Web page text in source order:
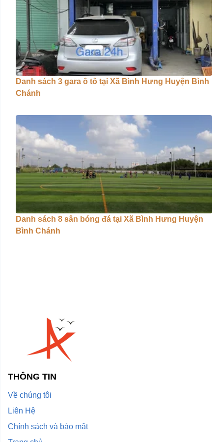
Danh sách 3 gara ô tô tại Xã Bình Hưng Huyện Bình
Chánh
Danh sách 8 sân bóng đá tại Xã Bình Hưng Huyện
Bình Chánh
THÔNG TIN
Về chúng tôi
Liên Hệ
Chính sách và bảo mật